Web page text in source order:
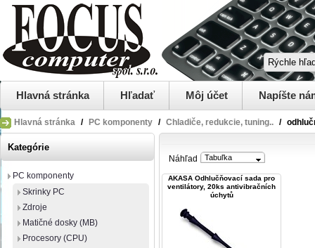
Hlavná stránka Hľadať Môj účet Napíšte
Hlavná stránka / PC komponenty / Chladiče, redukcie, tuning.. /
Kategórie
PC komponenty
Skrinky PC
Zdroje
Matičné dosky (MB)
Procesory (CPU)
Náhľad Tabuľka
AKASA Odhlučňovací sada pro
ventilátory, 20ks antivibračních
úchytů